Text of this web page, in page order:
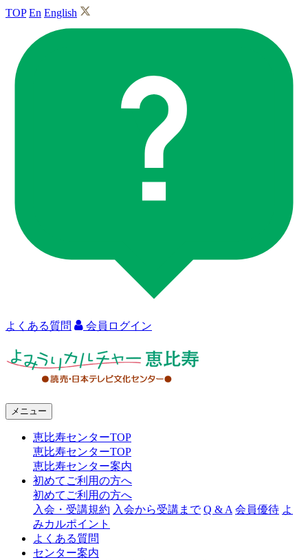
TOP En English
よくある質問 会員ログイン
ャ
メニュー
恵比寿センターTOP
恵比寿センターTOP
恵比寿センター案内
初めてご利用の方へ
初めてご利用の方へ
入会・受講規約 入会から受講まで Q & A 会員優待 よ
みカルポイント
よくある質問
センター案内